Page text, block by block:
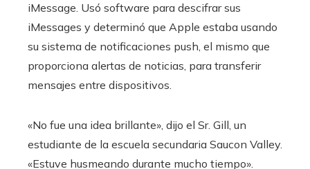
iMessage. Usó software para descifrar sus
iMessages y determinó que Apple estaba usando
su sistema de notificaciones push, el mismo que
proporciona alertas de noticias, para transferir
mensajes entre dispositivos.
«No fue una idea brillante», dijo el Sr. Gill, un
estudiante de la escuela secundaria Saucon Valley.
«Estuve husmeando durante mucho tiempo».